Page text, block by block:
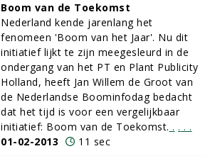
Boom van de Toekomst
Nederland kende jarenlang het
fenomeen 'Boom van het Jaar'. Nu dit
initiatief lijkt te zijn meegesleurd in de
ondergang van het PT en Plant Publicity
Holland, heeft Jan Willem de Groot van
de Nederlandse Boominfodag bedacht
dat het tijd is voor een vergelijkbaar
initiatief: Boom van de Toekomst. . . . .
01-02-2013
11 sec